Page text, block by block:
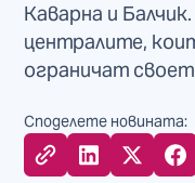
Каварна и
централите,
ограничат
Споделете новината: